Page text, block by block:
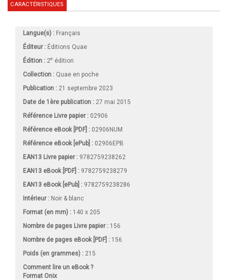
CARACTÉRISTIQUES
Langue(s) : Français
Éditeur : Éditions Quae
Édition : 2e édition
Collection : Quae en poche
Publication : 21 septembre 2023
Date de 1ère publication : 27 mai 2015
Référence Livre papier : 02906
Référence eBook [PDF] : 02906NUM
Référence eBook [ePub] : 02906EPB
EAN13 Livre papier : 9782759238262
EAN13 eBook [PDF] : 9782759238279
EAN13 eBook [ePub] : 9782759238286
Intérieur : Noir & blanc
Format (en mm) : 140 x 205
Nombre de pages Livre papier: 156
Nombre de pages eBook [PDF] : 156
Poids (en grammes) : 215
Comment lire un eBook ?
Format Onix